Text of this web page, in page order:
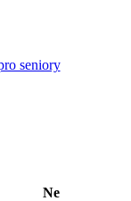
seniory
Ne